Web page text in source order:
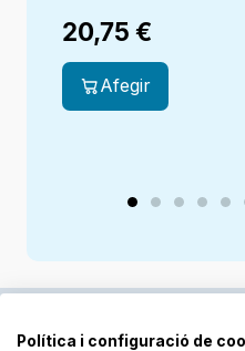
Bonagent
20,75 €
Afegir
Política i configuració de